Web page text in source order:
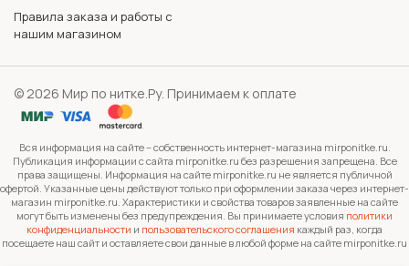
Правила заказа и работы с
нашим магазином
© 2026 Мир по нитке.Ру. Принимаем к оплате
Вся информация на сайте – собственность интернет-магазина mirponitke.ru.
Публикация информации с сайта mirponitke.ru без разрешения запрещена. Все
права защищены. Информация на сайте mirponitke.ru не является публичной
офертой. Указанные цены действуют только при оформлении заказа через интернет-
магазин mirponitke.ru. Характеристики и свойства товаров заявленные на сайте
могут быть изменены без предупреждения. Вы принимаете условия политики
конфиденциальности и пользовательского соглашения каждый раз, когда
посещаете наш сайт и оставляете свои данные в любой форме на сайте mirponitke.ru